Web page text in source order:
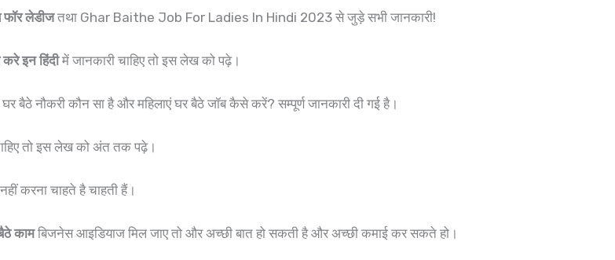
फॉर लेडीजतथा Ghar Baithe Job For Ladies In Hindi 2023 से जुड़े सभी जानकारी!
इन हिंदीमें जानकारी चाहिए तो इस लेख को पढ़े।
नौकरी कौन सा है और महिलाएं घर बैठे जॉब कैसे करें? सम्पूर्ण जानकारी दी गई है।
तो इस लेख को अंत तक पढ़े।
करना चाहते है चाहती हैं।
कामबिजनेस आइडियाज मिल जाए तो और अच्छी बात हो सकती है और अच्छी कमाई कर सकते हो।